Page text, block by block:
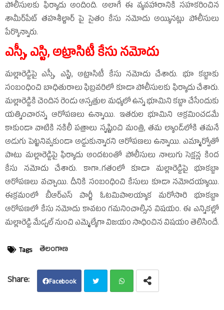
పోలీసులకు ఫిర్యాదు అందింది. అలాగే ఈ వ్యవహారానికి సహకరించిన
శామీర్‌పేట్‌ తహశీల్దార్‌ పై సైతం కేసు నమోదు అయ్యినట్లు పోలీసులు
పేర్కొన్నారు.
ఎస్సీ, ఎస్టి, అట్రాసిటీ కేసు నమోదు
మల్లారెడ్డిపై ఎస్సీ, ఎస్టి, అట్రాసిటీ కేసు నమోదు చేశారు. భూ కబ్జాకు
సంబంధించి బాధితురాలు ఫిబ్రవరిలో కూడా పోలీసులకు ఫిర్యాదు చేశారు.
మల్లారెడ్డికి చెందిన రెండు ఆస్పత్రుల మధ్యలో ఉన్న భూమిని కబ్జా చేసేందుకు
యత్నించారన్న ఆరోపణలు ఉన్నాయి. ఇతరుల భూమిని ఆక్రమించడమే
కాకుండా వాటికి నకిలీ పత్రాలు సృష్టించి మంత్రి, తమ ల్యాండ్‌లోకి తమనే
అడుగు పెట్టనివ్వకుండా అడ్డుకున్నారని ఆరోపణలు ఉన్నాయి. ఎమ్మార్వోతో
పాటు మల్లారెడ్డిపై ఫిర్యాదు అందటంతో పోలీసులు నాలుగు సెక్షన్ల కింద
కేసు నమోదు చేశారు. కాగా..గతంలో కూడా మల్లారెడ్డిపై భూకబ్జా
ఆరోపణలు వచ్చాయి. దీనికి సంబంధించి కేసులు కూడా నమోదయ్యాయి.
ఈక్రమంలో బీఆర్‌ఎస్‌ పార్టీ ఓటమిపాలయ్యాక మరోసారి భూకబ్జా
ఆరోపణలో కేసు నమోదు కావటం గమనించాల్సిన విషయం. ఈ ఎన్నికల్లో
మల్లారెడ్డి మేడ్చల్‌ నుంచి ఎమ్మెల్యేగా విజయం సాధించిన విషయం తెలిసిందే.
Tags తెలంగాణ
Facebook